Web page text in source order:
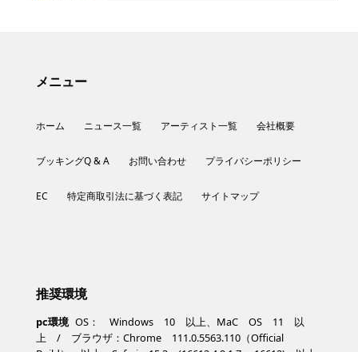
メニュー
ホーム ニュース一覧 アーティスト一覧 会社概要
ブッキングQ & A お問い合わせ プライバシーポリシー
EC 特定商取引法に基づく表記 サイトマップ
推奨環境
pc環境 OS： Windows 10 以上、MaC OS 11 以
上 / ブラウザ：Chrome 111.0.5563.110（Official